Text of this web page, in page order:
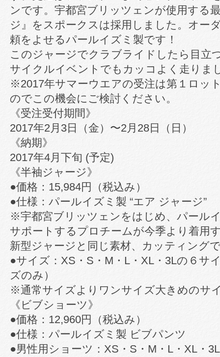
ンです。宇都宮ブリッツェンが使用する
ジ』をスポークスは採用しました。オー
頼をよせるパールイズミ製です！
このジャージでクラブライドしたら目立
サイクルイベントでもカッコよく走りま
※2017年サマーウエアの受注は第１ロッ
のでこの機会にご検討ください。
《受注受付期間》
2017年2月3日（金）〜2月28日（日）
《納期》
2017年4月下旬 (予定)
《半袖ジャージ》
●価格：15,984円（税込み）
●仕様：パールイズミ製 “エア ジャージ”
※宇都宮ブリッツェンをはじめ、パール
サポートするプロチームが今季より着用
新型ジャージと同じ素材、カッティング
●サイズ：XS・S・M・L・XL・3Lの６サ
ズのみ）
※通常サイズよりワンサイズ大きめのサ
《ビブショーツ》
●価格：12,960円（税込み）
●仕様：パールイズミ製 ビブパンツ
●男性用ショーツ：XS・S・M・L・XL・